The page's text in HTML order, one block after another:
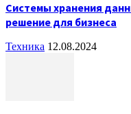
Системы хранения
решение для бизнеса
Техника 12.08.2024